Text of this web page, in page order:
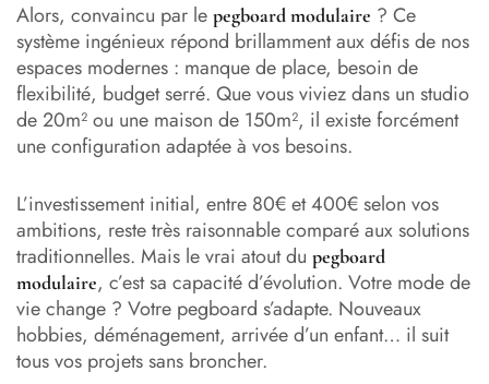
Alors, convaincu par le pegboard modulaire ? Ce
système ingénieux répond brillamment aux défis de nos
espaces modernes : manque de place, besoin de
flexibilité, budget serré. Que vous viviez dans un studio
de 20m² ou une maison de 150m², il existe forcément
une configuration adaptée à vos besoins.
L’investissement initial, entre 80€ et 400€ selon vos
ambitions, reste très raisonnable comparé aux solutions
traditionnelles. Mais le vrai atout du pegboard
modulaire, c’est sa capacité d’évolution. Votre mode de
vie change ? Votre pegboard s’adapte. Nouveaux
hobbies, déménagement, arrivée d’un enfant… il suit
tous vos projets sans broncher.